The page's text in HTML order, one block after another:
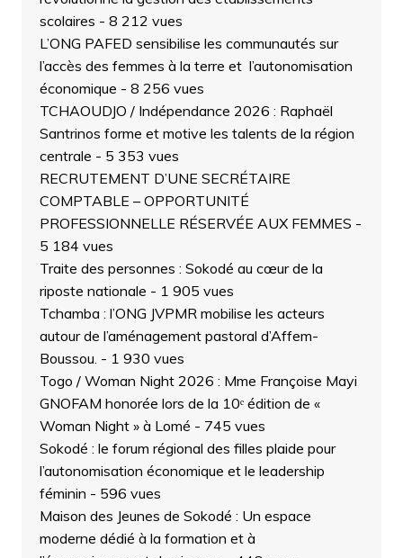
scolaires - 8 212 vues
L’ONG PAFED sensibilise les communautés sur
l’accès des femmes à la terre et l’autonomisation
économique - 8 256 vues
TCHAOUDJO / Indépendance 2026 : Raphaël
Santrinos forme et motive les talents de la région
centrale - 5 353 vues
RECRUTEMENT D’UNE SECRÉTAIRE
COMPTABLE – OPPORTUNITÉ
PROFESSIONNELLE RÉSERVÉE AUX FEMMES -
5 184 vues
Traite des personnes : Sokodé au cœur de la
riposte nationale - 1 905 vues
Tchamba : l’ONG JVPMR mobilise les acteurs
autour de l’aménagement pastoral d’Affem-
Boussou. - 1 930 vues
Togo / Woman Night 2026 : Mme Françoise Mayi
GNOFAM honorée lors de la 10ᵉ édition de «
Woman Night » à Lomé - 745 vues
Sokodé : le forum régional des filles plaide pour
l’autonomisation économique et le leadership
féminin - 596 vues
Maison des Jeunes de Sokodé : Un espace
moderne dédié à la formation et à